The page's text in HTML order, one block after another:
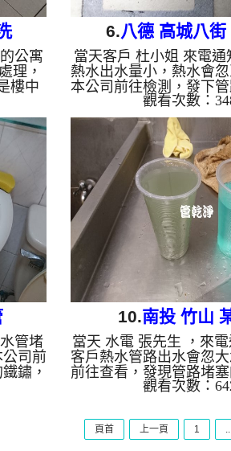
公寓
理，
樓中
，於
洗水
圖，
公司
多小
的洗
管, 熱
6.八德 高城八街
當天客戶 杜小姐 來電通
熱水出水量小，熱水會
本公司前往檢測，發下
鐵鏽，如下圖，當然熱
定，於是本公司架起 水
始 洗水管 ， 管路不斷
下圖，過程好幾次 水管
改用特殊工法， 水管清
時，客戶終於能好好的
水管,水管清洗, 洗水管,
水忽冷忽熱
觀看次數：
管堵
司前
鏽，
始 洗
10.南投 竹山
當天 水電 張先生 ，來
客戶熱水管路出水會忽
前往查看，發現管路堵塞
於是本公司架起 水管清
一下就塞住管路無法出
公司改用特殊工法來處
觀看次數：
頁首 上一頁 1